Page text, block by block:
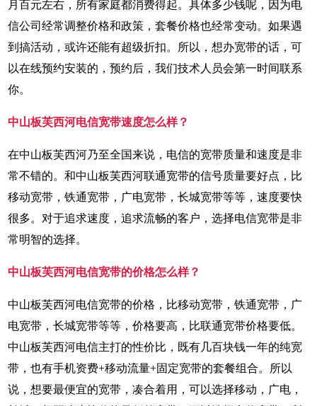
月百元左右，所有家庭都消费得起。具体多少钱呢，因为电
信公司经常调整价格和政策，套餐价格也经常变动。如果遇
到搞活动，或许还能有超级折扣。所以，想办宽带的话，可
以在线预约安装的，预约后，我们技术人员会第一时间联系
你。
中山板芙西河电信宽带速度怎么样？
在中山板芙西河乃至全国来说，电信的宽带质量和速度是非
常不错的。和中山板芙西河联通宽带的信号质量要好点，比
移动宽带，铁通宽带，广电宽带，长城宽带等等，速度要快
很多。对于追求速度，追求流畅的客户，选择电信宽带是非
常明智的选择。
中山板芙西河电信宽带的价格怎么样？
中山板芙西河电信宽带的价格，比移动宽带，铁通宽带，广
电宽带，长城宽带等等，价格要高，比联通宽带价格要低。
中山板芙西河电信主打的性价比，既有几百块钱一年的纯宽
带，也有手机资费+移动流量+固定宽带的套餐组合。所以
说，想要最便宜的宽带，凑合着用，可以选择移动，广电，